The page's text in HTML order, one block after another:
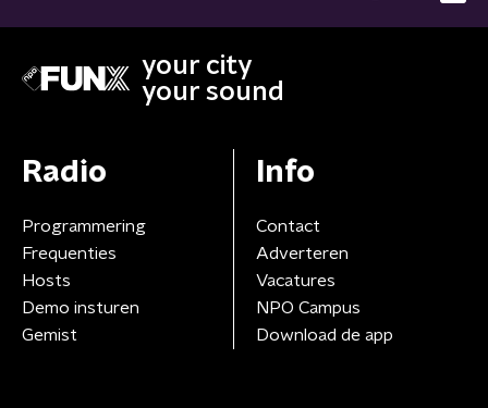
your city
your sound
Radio
Programmering
Frequenties
Hosts
Demo insturen
Gemist
Info
Contact
Adverteren
Vacatures
NPO Campus
Download de app